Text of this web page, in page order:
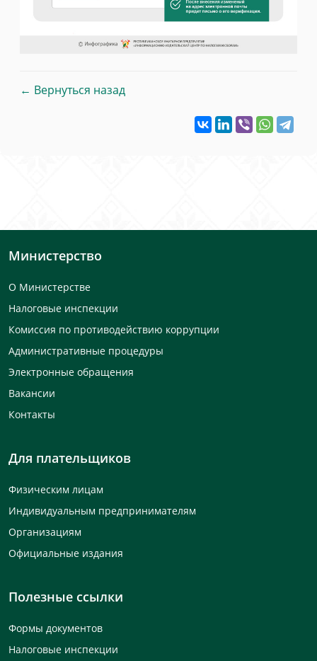
← Вернуться назад
Министерство
О Министерстве
Налоговые инспекции
Комиссия по противодействию коррупции
Административные процедуры
Электронные обращения
Вакансии
Контакты
Для плательщиков
Физическим лицам
Индивидуальным предпринимателям
Организациям
Официальные издания
Полезные ссылки
Формы документов
Налоговые инспекции